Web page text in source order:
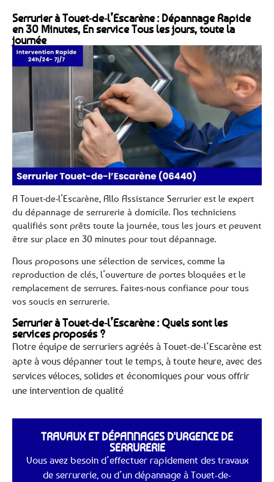
Serrurier à Touet-de-l’Escarène : Dépannage Rapide
en 30 Minutes, En service Tous les jours, toute la
journée
A Touet-de-l’Escarène, Allo Assistance Serrurier est le expert
du dépannage de serrurerie à domicile. Nos techniciens
qualifiés sont prêts toute la journée, tous les jours et peuvent
être sur place en 30 minutes pour tout dépannage.
Nous proposons une sélection de services, comme la
reproduction de clés, l’ouverture de portes bloquées et le
remplacement de serrures. Faites-nous confiance pour tous
vos soucis en serrurerie.
Serrurier à Touet-de-l’Escarène : Quels sont les
services proposés ?
Notre équipe de serruriers agréés à Touet-de-l’Escarène est
apte à vous dépanner tout le temps, à toute heure, avec des
services véloces, solides et économiques pour vous offrir
une intervention de qualité
TRAVAUX ET DÉPANNAGES D'URGENCE DE
SERRURERIE
Vous avez besoin d’effectuer rapidement des travaux
de serrurerie, ou d’un dépannage à Touet-de-